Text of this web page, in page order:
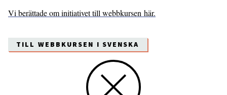
Vi berättade om initiativet till webbkursen här.
TILL WEBBKURSEN I SVENSKA